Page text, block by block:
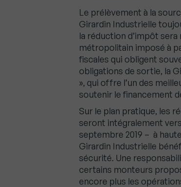
Le prélèvement à la
Girardin Industrielle
la réduction d’impôt
métropolitain imposé à
fiscales qui obligent
obligations de sortie, la
», qui offre l’un des
soutenir le financement
Sur le plan pratique, les
seront intégralement
septembre 2019 – à
Girardin Industrielle
sécurité. Une
certains monteurs
encore plus les